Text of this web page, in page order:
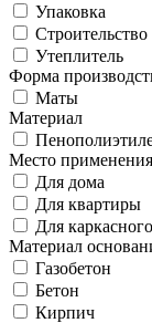
Упаковка
Строительство
Утеплитель
Форма
Маты
Материал
Место применения
Для дома
Для квартиры
Для
Материал
Газобетон
Бетон
Кирпич